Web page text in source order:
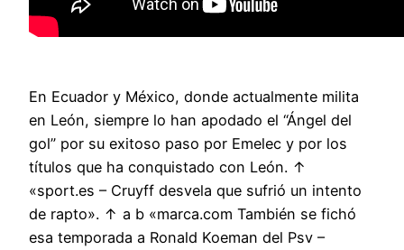
En Ecuador y México, donde actualmente milita
en León, siempre lo han apodado el “Ángel del
gol” por su exitoso paso por Emelec y por los
títulos que ha conquistado con León. ↑
«sport.es – Cruyff desvela que sufrió un intento
de rapto». ↑ a b «marca.com También se fichó
esa temporada a Ronald Koeman del Psv –